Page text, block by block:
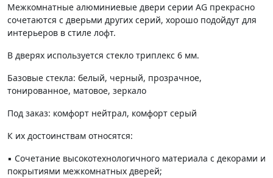
Межкомнатные алюминиевые двери серии AG прекрасно
сочетаются с дверьми других серий, хорошо подойдут для
интерьеров в стиле лофт.
В дверях используется стекло триплекс 6 мм.
Базовые стекла: белый, черный, прозрачное,
тонированное, матовое, зеркало
Под заказ: комфорт нейтрал, комфорт серый
К их достоинствам относятся:
▪️ Сочетание высокотехнологичного материала с декорами и
покрытиями межкомнатных дверей;